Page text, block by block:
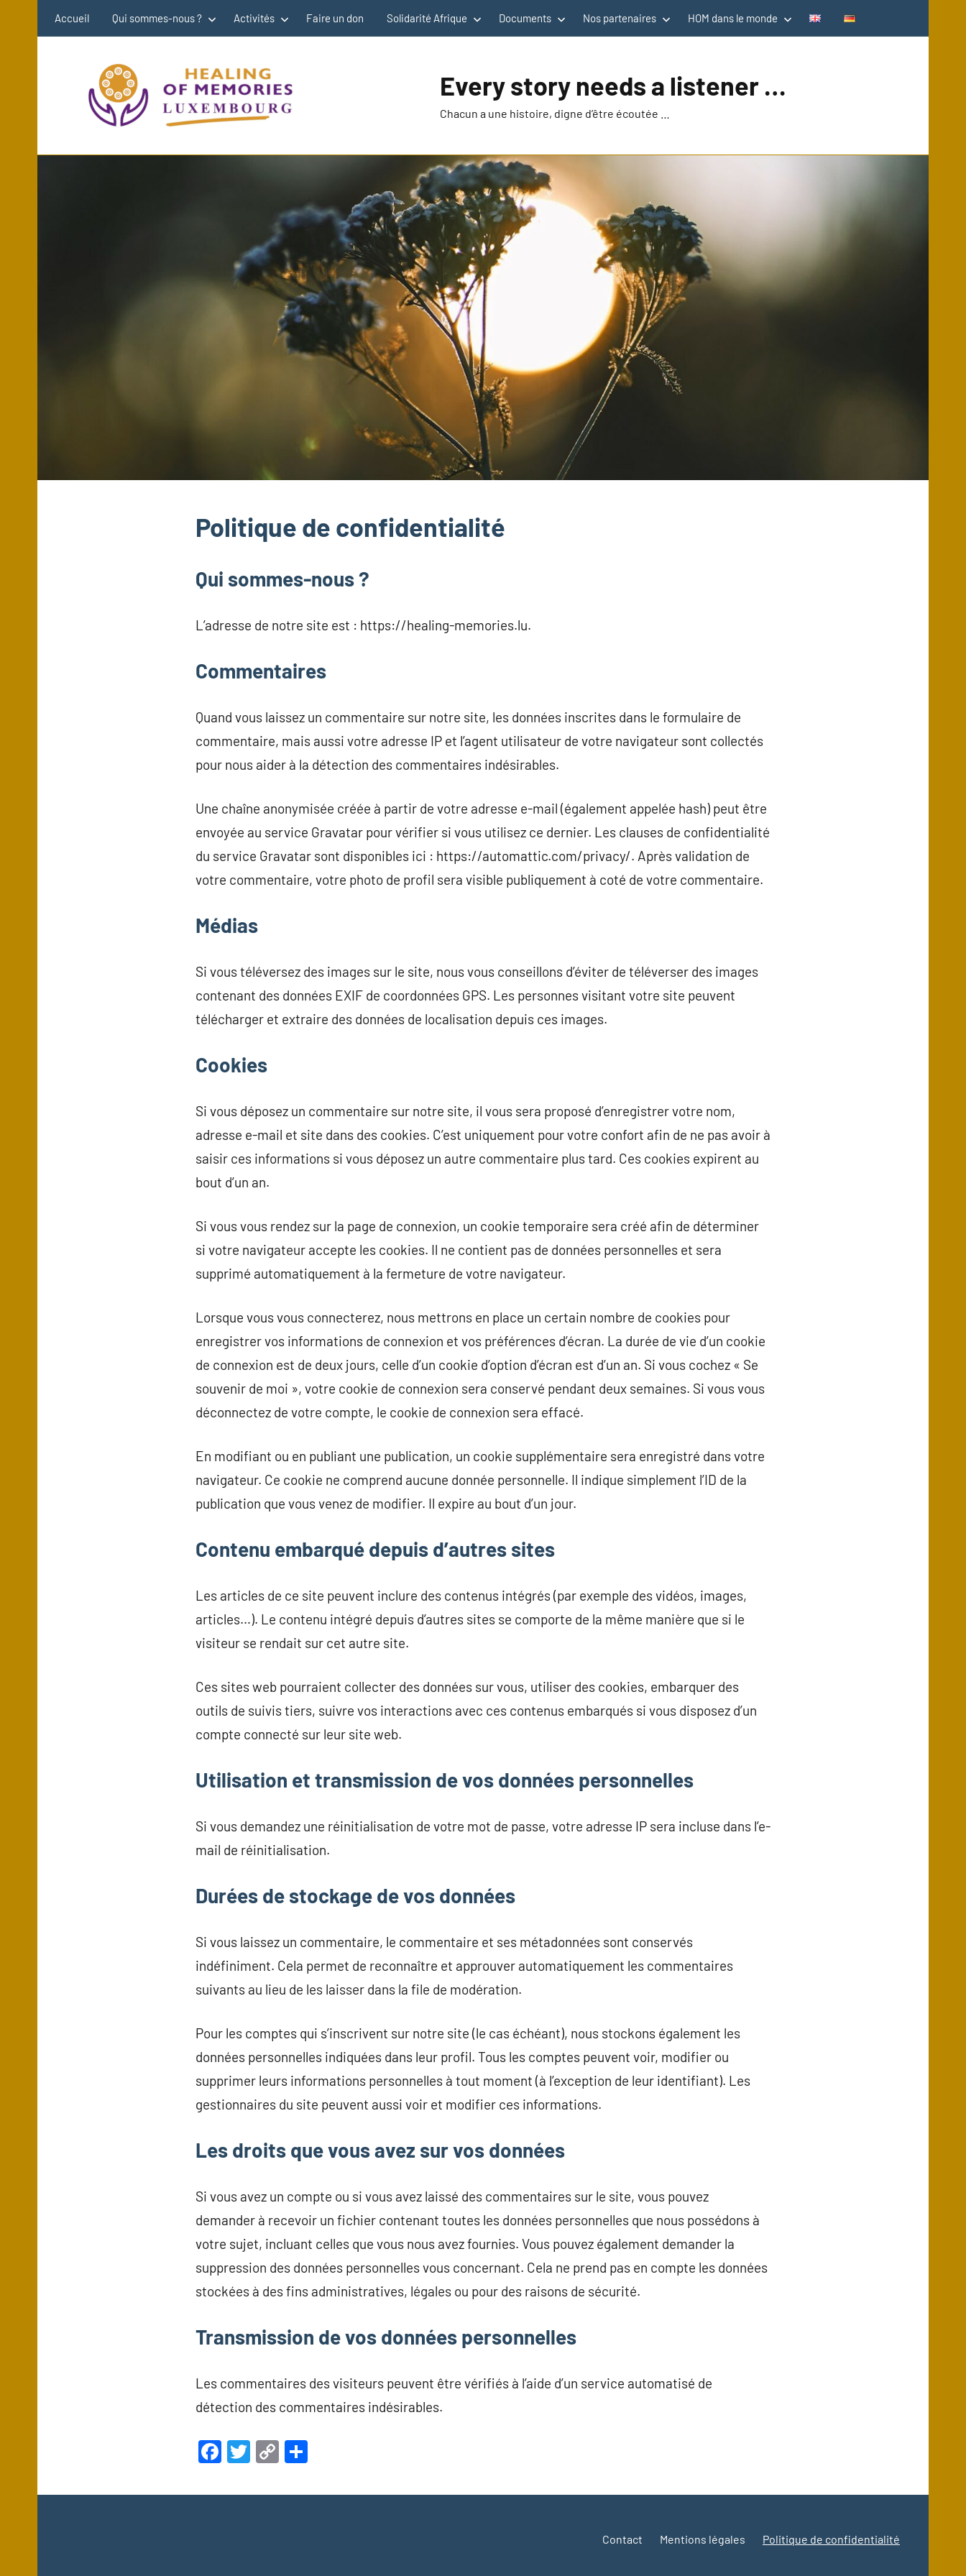
Accueil Qui sommes-nous ? Activités Faire un don Solidarité Afrique Documents Nos partenaires HOM dans le monde
Every story needs a listener …
Chacun a une histoire, digne d’être écoutée …
Politique de confidentialité
Qui sommes-nous ?
L’adresse de notre site est : https://healing-memories.lu.
Commentaires
Quand vous laissez un commentaire sur notre site, les données inscrites dans le formulaire de
commentaire, mais aussi votre adresse IP et l’agent utilisateur de votre navigateur sont collectés
pour nous aider à la détection des commentaires indésirables.
Une chaîne anonymisée créée à partir de votre adresse e-mail (également appelée hash) peut être
envoyée au service Gravatar pour vérifier si vous utilisez ce dernier. Les clauses de confidentialité
du service Gravatar sont disponibles ici : https://automattic.com/privacy/. Après validation de
votre commentaire, votre photo de profil sera visible publiquement à coté de votre commentaire.
Médias
Si vous téléversez des images sur le site, nous vous conseillons d’éviter de téléverser des images
contenant des données EXIF de coordonnées GPS. Les personnes visitant votre site peuvent
télécharger et extraire des données de localisation depuis ces images.
Cookies
Si vous déposez un commentaire sur notre site, il vous sera proposé d’enregistrer votre nom,
adresse e-mail et site dans des cookies. C’est uniquement pour votre confort afin de ne pas avoir à
saisir ces informations si vous déposez un autre commentaire plus tard. Ces cookies expirent au
bout d’un an.
Si vous vous rendez sur la page de connexion, un cookie temporaire sera créé afin de déterminer
si votre navigateur accepte les cookies. Il ne contient pas de données personnelles et sera
supprimé automatiquement à la fermeture de votre navigateur.
Lorsque vous vous connecterez, nous mettrons en place un certain nombre de cookies pour
enregistrer vos informations de connexion et vos préférences d’écran. La durée de vie d’un cookie
de connexion est de deux jours, celle d’un cookie d’option d’écran est d’un an. Si vous cochez « Se
souvenir de moi », votre cookie de connexion sera conservé pendant deux semaines. Si vous vous
déconnectez de votre compte, le cookie de connexion sera effacé.
En modifiant ou en publiant une publication, un cookie supplémentaire sera enregistré dans votre
navigateur. Ce cookie ne comprend aucune donnée personnelle. Il indique simplement l’ID de la
publication que vous venez de modifier. Il expire au bout d’un jour.
Contenu embarqué depuis d’autres sites
Les articles de ce site peuvent inclure des contenus intégrés (par exemple des vidéos, images,
articles…). Le contenu intégré depuis d’autres sites se comporte de la même manière que si le
visiteur se rendait sur cet autre site.
Ces sites web pourraient collecter des données sur vous, utiliser des cookies, embarquer des
outils de suivis tiers, suivre vos interactions avec ces contenus embarqués si vous disposez d’un
compte connecté sur leur site web.
Utilisation et transmission de vos données personnelles
Si vous demandez une réinitialisation de votre mot de passe, votre adresse IP sera incluse dans l’e-
mail de réinitialisation.
Durées de stockage de vos données
Si vous laissez un commentaire, le commentaire et ses métadonnées sont conservés
indéfiniment. Cela permet de reconnaître et approuver automatiquement les commentaires
suivants au lieu de les laisser dans la file de modération.
Pour les comptes qui s’inscrivent sur notre site (le cas échéant), nous stockons également les
données personnelles indiquées dans leur profil. Tous les comptes peuvent voir, modifier ou
supprimer leurs informations personnelles à tout moment (à l’exception de leur identifiant). Les
gestionnaires du site peuvent aussi voir et modifier ces informations.
Les droits que vous avez sur vos données
Si vous avez un compte ou si vous avez laissé des commentaires sur le site, vous pouvez
demander à recevoir un fichier contenant toutes les données personnelles que nous possédons à
votre sujet, incluant celles que vous nous avez fournies. Vous pouvez également demander la
suppression des données personnelles vous concernant. Cela ne prend pas en compte les données
stockées à des fins administratives, légales ou pour des raisons de sécurité.
Transmission de vos données personnelles
Les commentaires des visiteurs peuvent être vérifiés à l’aide d’un service automatisé de
détection des commentaires indésirables.
Facebook
Twitter
Copy
Contact Mentions légales Politique de confidentialité